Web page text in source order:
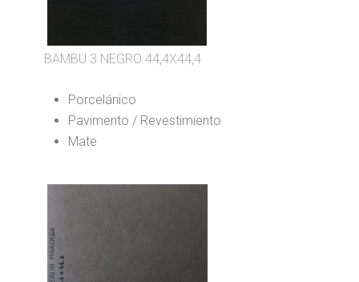
BAMBU 3 NEGRO 44,4X44,4
Porcelánico
Pavimento / Revestimiento
Mate